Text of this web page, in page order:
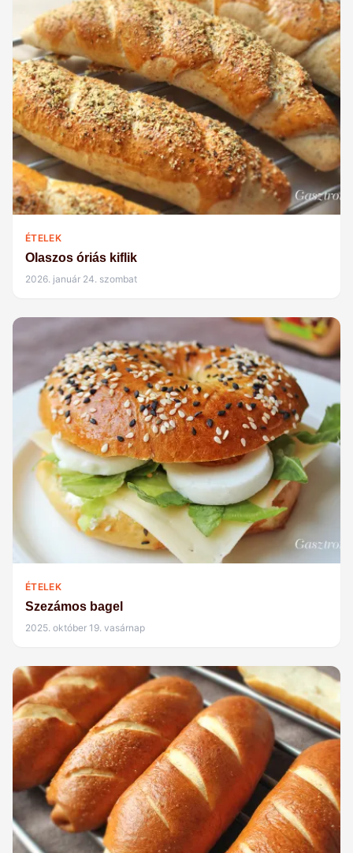
ÉTELEK
Olaszos óriás kiflik
2026. január 24. szombat
ÉTELEK
Szezámos bagel
2025. október 19. vasárnap